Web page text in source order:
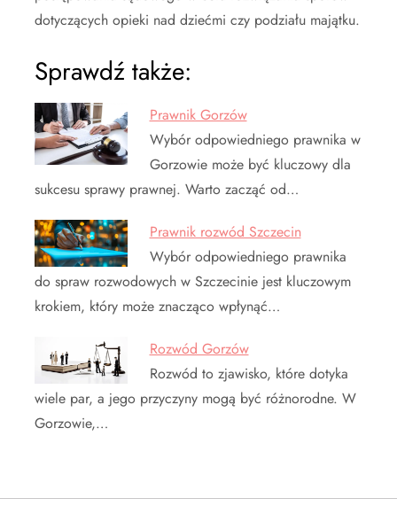
dotyczących opieki nad dziećmi czy podziału majątku.
Sprawdź także:
Prawnik Gorzów
Wybór odpowiedniego prawnika w
Gorzowie może być kluczowy dla
sukcesu sprawy prawnej. Warto zacząć od…
Prawnik rozwód Szczecin
Wybór odpowiedniego prawnika
do spraw rozwodowych w Szczecinie jest kluczowym
krokiem, który może znacząco wpłynąć…
Rozwód Gorzów
Rozwód to zjawisko, które dotyka
wiele par, a jego przyczyny mogą być różnorodne. W
Gorzowie,…